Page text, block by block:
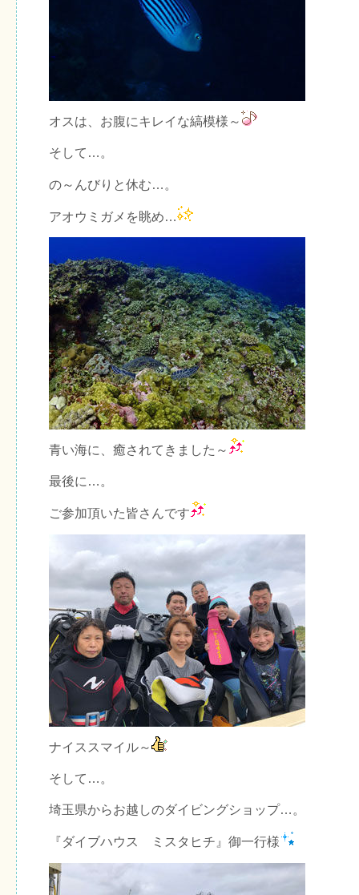
オスは、お腹にキレイな縞模様～
そして…。
の～んびりと休む…。
アオウミガメを眺め…
青い海に、癒されてきました～
最後に…。
ご参加頂いた皆さんです
ナイススマイル～
そして…。
埼玉県からお越しのダイビングショップ…。
『ダイブハウス ミスタヒチ』御一行様